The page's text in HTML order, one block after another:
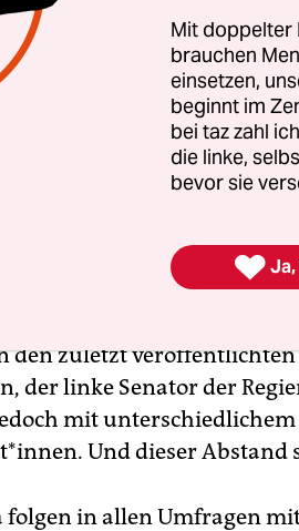
und Berlin und Buenos Aires
Vogt Hildegard Willerund
wählen 41 Millionen
den zuletzt
der linke Senator der
mit
Und dieser Abstand
folgen in allen Umfragen
Mit doppelter
brauchen
einsetzen,
beginnt im
bei taz zahl
die linke,
bevor sie
